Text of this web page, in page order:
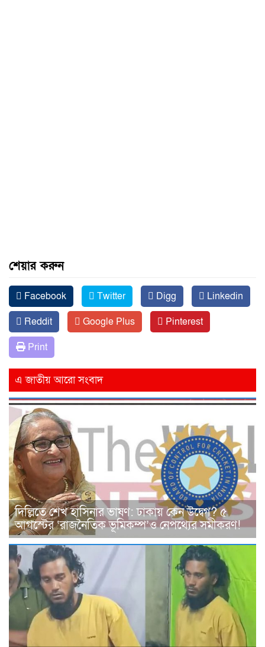
শেয়ার করুন
Facebook Twitter Digg
Linkedin
Reddit
Google Plus
Pinterest
Print
এ জাতীয় আরো সংবাদ
দিল্লিতে শেখ হাসিনার ভাষণ: ঢাকায় কেন উদ্বেগ? ৫
আগস্টের ‘রাজনৈতিক ভূমিকম্প’ও নেপথ্যের সমীকরণ!